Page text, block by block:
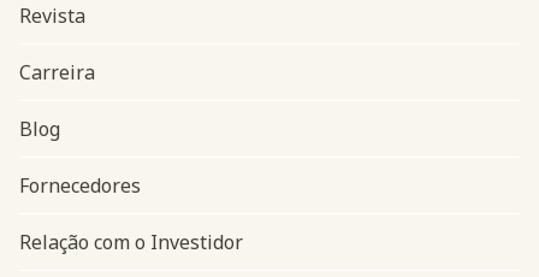
Navegação do rodapé
Revista
Carreira
Blog
Fornecedores
Relação com o Investidor